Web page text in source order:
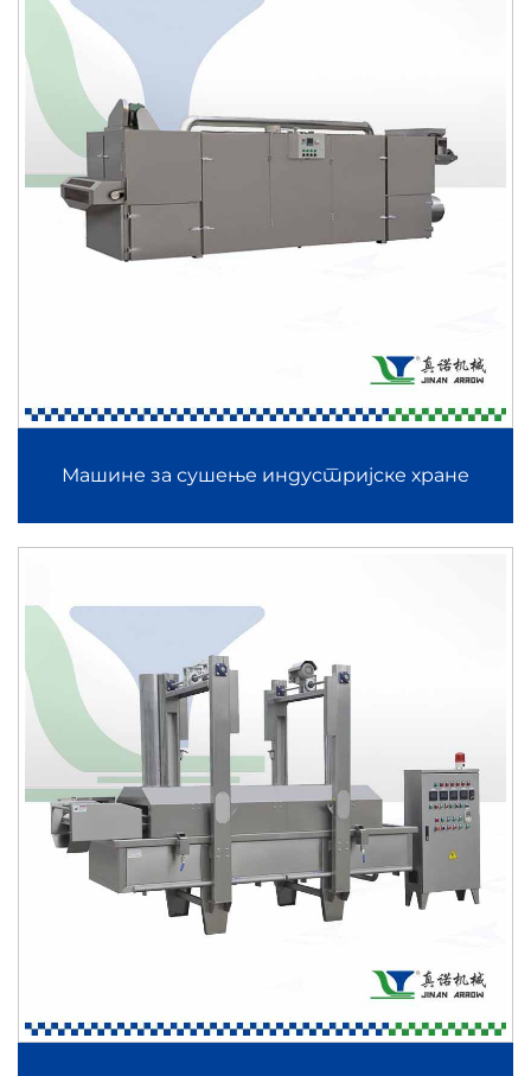
Машине за сушење индустријске хране